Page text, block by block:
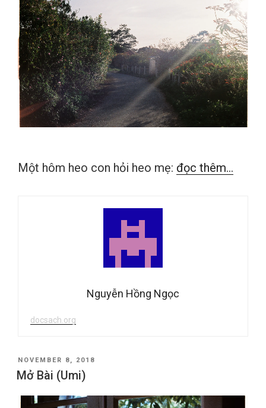
Một hôm heo con hỏi heo mẹ: đọc thêm...
Nguyễn Hồng Ngọc
docsach.org
POSTED
ON
NOVEMBER 8, 2018
Mở Bài (Umi)